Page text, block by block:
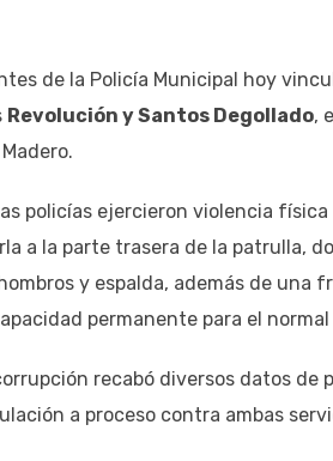
de la Policía Municipal hoy
Revolución y Santos Degollado,
policías ejercieron violencia
a la parte trasera de la patrulla,
y espalda, además de una
permanente para el
recabó diversos datos de
a proceso contra ambas